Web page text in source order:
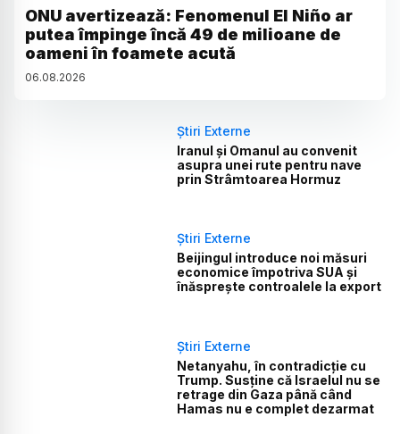
ONU avertizează: Fenomenul El Niño ar
putea împinge încă 49 de milioane de
oameni în foamete acută
06.08.2026
Știri Externe
Iranul și Omanul au convenit
asupra unei rute pentru nave
prin Strâmtoarea Hormuz
Știri Externe
Beijingul introduce noi măsuri
economice împotriva SUA și
înăsprește controalele la export
Știri Externe
Netanyahu, în contradicție cu
Trump. Susține că Israelul nu se
retrage din Gaza până când
Hamas nu e complet dezarmat